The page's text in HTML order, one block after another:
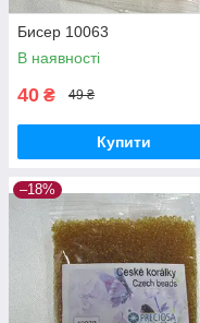
Бисер 10063
В наявності
40 ₴ 49 ₴
Купити
–18%